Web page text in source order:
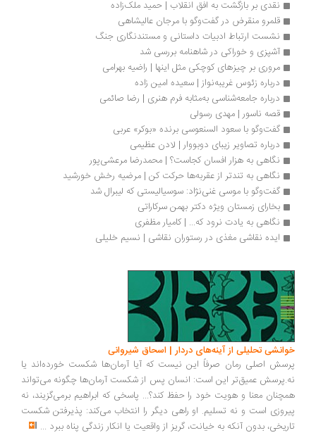
نقدی بر بازگشت به افق انقلاب | حمید ملک‌زاده
قلمرو منقرض در گفت‌وگو با مرجان عالیشاهی
نشست ارتباط ادبیات داستانی و مستندنگاری جنگ
آشپزی و خوراکی در شاهنامه بررسی شد
مروری بر چیزهای کوچکی مثل اینها | راضیه بهرامی
درباره زئوس غریبه‌نواز | سعیده امین زاده
درباره جامعه‌شناسی به‌مثابه فرم هنری | رضا صائمی
قصه ناسور | مهدی رسولی
گفت‌وگو با سعود السنعوسی برنده «بوکر» عربی
درباره تصاویر زیبای دوبووار | لادن عظیمی
نگاهی به هزار افسان کجاست؟ | محمدرضا مرعشی‌پور
نگاهی به تندتر از عقربه‌ها حرکت کن | مرضیه رخش خورشید
گفت‌وگو با موسی غنی‌نژاد: سوسیالیستی که لیبرال شد
بخارای زمستان ویژه دکتر بهمن سرکاراتی
نگاهی به یادت نرود که... | کامیار مظفری
ایده نقاشی مغذی در رستوران نقاشی | نسیم خلیلی
خوانشی تحلیلی از آینه‌های دردار | اسحاق شیروانی
پرسش اصلی رمان صرفاً این نیست که آیا آرمان‌ها شکست خورده‌اند یا
نه.پرسش عمیق‌تر این است: انسان پس از شکست آرمان‌ها چگونه می‌تواند
همچنان معنا و هویت خود را حفظ کند؟... پاسخی که ابراهیم برمی‌گزیند، نه
پیروزی است و نه تسلیم. او راهی دیگر را انتخاب می‌کند: پذیرفتن شکست
تاریخی، بدون آنکه به خیانت، گریز از واقعیت یا انکار زندگی پناه ببرد ...